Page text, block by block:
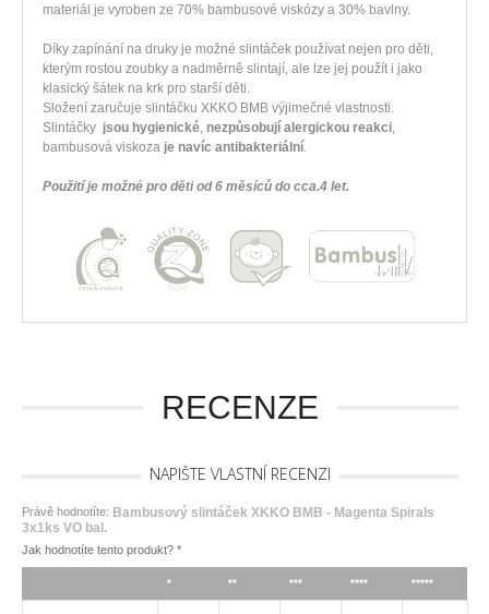
materiál je vyroben ze 70% bambusové viskózy a 30% bavlny.
Díky zapínání na druky je možné slintáček používat nejen pro děti,
kterým rostou zoubky a nadměrně slintají, ale lze jej použít i jako
klasický šátek na krk pro starší děti.
Složení zaručuje slintáčku XKKO BMB výjimečné vlastnosti.
Slintáčky jsou hygienické, nezpůsobují alergickou reakci,
bambusová viskoza je navíc antibakteriální.
Použití je možné pro děti od 6 měsíců do cca.4 let.
RECENZE
NAPIŠTE VLASTNÍ RECENZI
Právě hodnotíte: Bambusový slintáček XKKO BMB - Magenta Spirals
3x1ks VO bal.
Jak hodnotíte tento produkt? *
* ** *** **** *****